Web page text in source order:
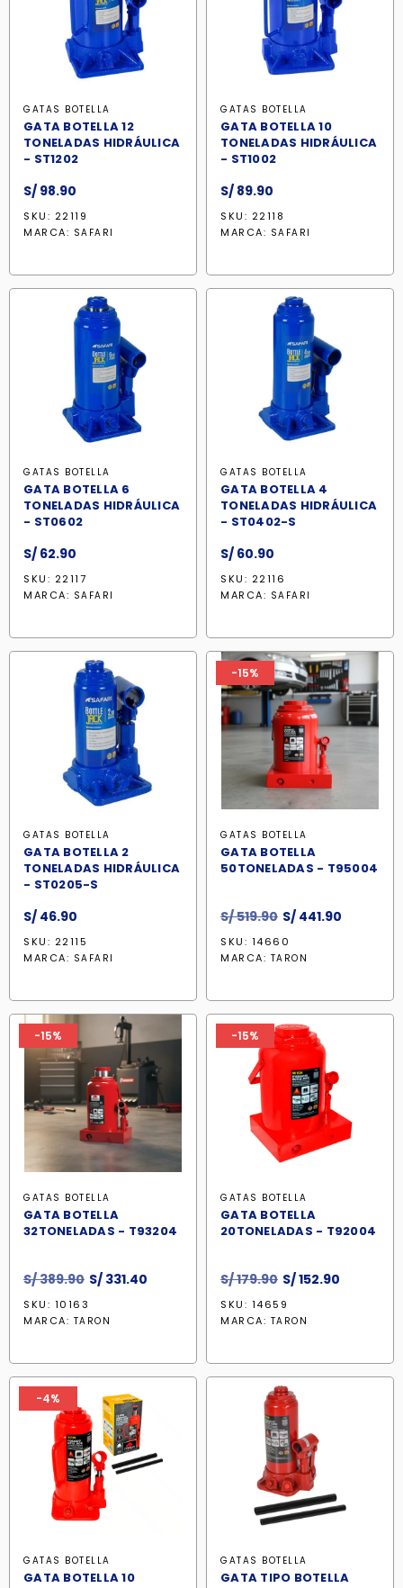
GATAS BOTELLA
GATA BOTELLA 12
TONELADAS HIDRÁULICA
- ST1202
S/ 98.90
SKU: 22119
MARCA: SAFARI
GATAS BOTELLA
GATA BOTELLA 10
TONELADAS HIDRÁULICA
- ST1002
S/ 89.90
SKU: 22118
MARCA: SAFARI
GATAS BOTELLA
GATA BOTELLA 6
TONELADAS HIDRÁULICA
- ST0602
S/ 62.90
SKU: 22117
MARCA: SAFARI
GATAS BOTELLA
GATA BOTELLA 4
TONELADAS HIDRÁULICA
- ST0402-S
S/ 60.90
SKU: 22116
MARCA: SAFARI
GATAS BOTELLA
GATA BOTELLA 2
TONELADAS HIDRÁULICA
- ST0205-S
S/ 46.90
SKU: 22115
MARCA: SAFARI
-15%
GATAS BOTELLA
GATA BOTELLA
50TONELADAS - T95004
S/519.90 El
precio
original
S/ 441.90
SKU: 14660
MARCA: TARON
-15%
GATAS BOTELLA
GATA BOTELLA
32TONELADAS - T93204
S/389.90 El
original
S/ 331.40
SKU: 10163
MARCA: TARON
-15%
GATAS BOTELLA
GATA BOTELLA
20TONELADAS - T92004
S/179.90 El
precio
original
S/152.90
SKU: 14659
MARCA: TARON
-4%
GATAS BOTELLA
GATA BOTELLA 10
GATAS BOTELLA
GATA TIPO BOTELLA